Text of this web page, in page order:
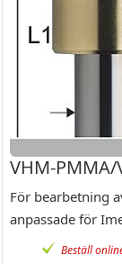
VHM-PMMA/
För bearbetning
anpassade för
Beställ